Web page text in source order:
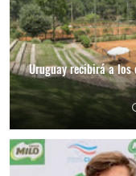
Uruguay recibirá a los